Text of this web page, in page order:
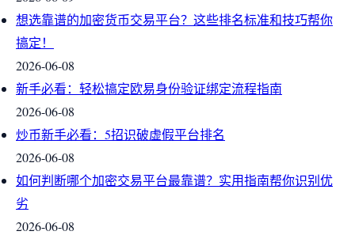
想选靠谱的加密货币交易平台？这些排名标准和技巧帮你
搞定！
2026-06-08
新手必看：轻松搞定欧易身份验证绑定流程指南
2026-06-08
炒币新手必看：5招识破虚假平台排名
2026-06-08
如何判断哪个加密交易平台最靠谱？实用指南帮你识别优
劣
2026-06-08